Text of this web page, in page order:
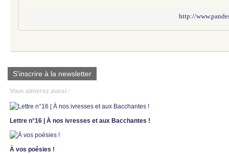
http://
S'inscrire à la newsletter
Vous aimerez aussi :
Lettre n°16 | À nos ivresses et aux Bacchantes !
À vos poésies !